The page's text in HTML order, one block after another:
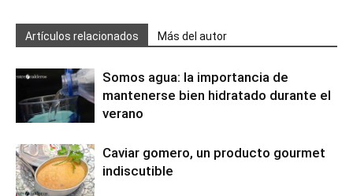
Artículos relacionados Más del autor
Somos agua: la importancia de
mantenerse bien hidratado durante el
verano
Caviar gomero, un producto gourmet
indiscutible